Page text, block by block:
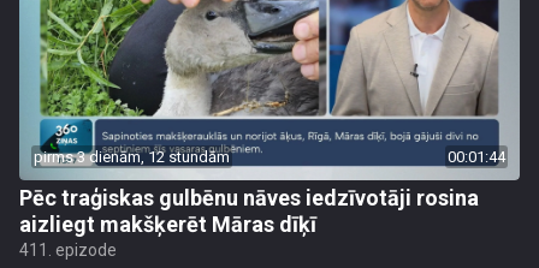
pirms 3 dienām, 12 stundām 00:01:44
Pēc traģiskas gulbēnu nāves iedzīvotāji rosina
aizliegt makšķerēt Māras dīķī
411. epizode